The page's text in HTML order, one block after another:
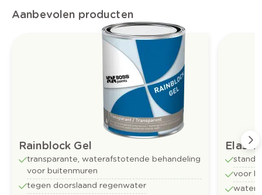
Aanbevolen producten
Rainblock Gel
transparante, waterafstotende behandeling
voor buitenmuren
tegen doorslaand regenwater
voor